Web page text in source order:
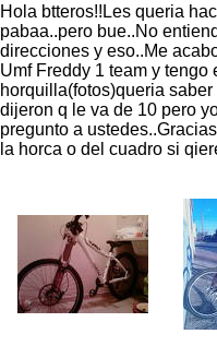
Hola btteros!!Les queria
pabaa..pero bue..No
direcciones y eso..Me
Umf Freddy 1 team y tengo
horquilla(fotos)queria
dijeron q le va de 10 pero
pregunto a
la horca o del cuadro si